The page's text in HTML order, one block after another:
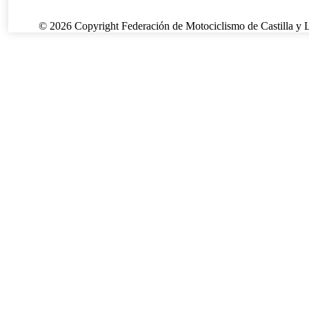
© 2026 Copyright Federación de Motociclismo de Castilla y